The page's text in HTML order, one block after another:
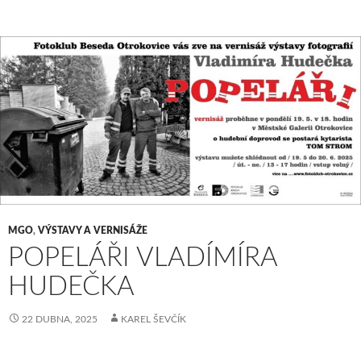
MGO, VÝSTAVY A VERNISÁŽE
POPELÁŘI VLADÍMÍRA
HUDEČKA
22 DUBNA, 2025 KAREL ŠEVČÍK